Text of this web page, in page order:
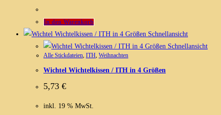
In den Warenkorb
Schnellansicht
Schnellansicht
Alle Stickdateien, ITH, Weihnachten
Wichtel Wichtelkissen / ITH in 4 Größen
5,73 €
inkl. 19 % MwSt.